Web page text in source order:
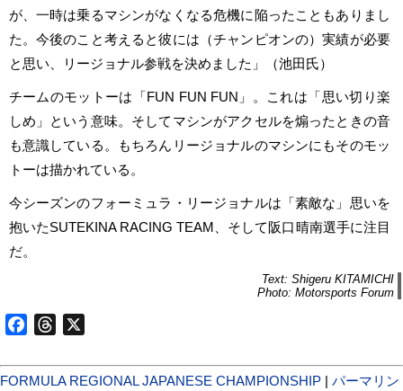
が、一時は乗るマシンがなくなる危機に陥ったこともありまし
た。今後のこと考えると彼には（チャンピオンの）実績が必要
と思い、リージョナル参戦を決めました」（池田氏）
チームのモットーは「FUN FUN FUN」。これは「思い切り楽
しめ」という意味。そしてマシンがアクセルを煽ったときの音
も意識している。もちろんリージョナルのマシンにもそのモッ
トーは描かれている。
今シーズンのフォーミュラ・リージョナルは「素敵な」思いを
抱いたSUTEKINA RACING TEAM、そして阪口晴南選手に注目
だ。
Text: Shigeru KITAMICHI
Photo: Motorsports Forum
FacebookThreads
FORMULA REGIONAL JAPANESE CHAMPIONSHIP | パーマリン